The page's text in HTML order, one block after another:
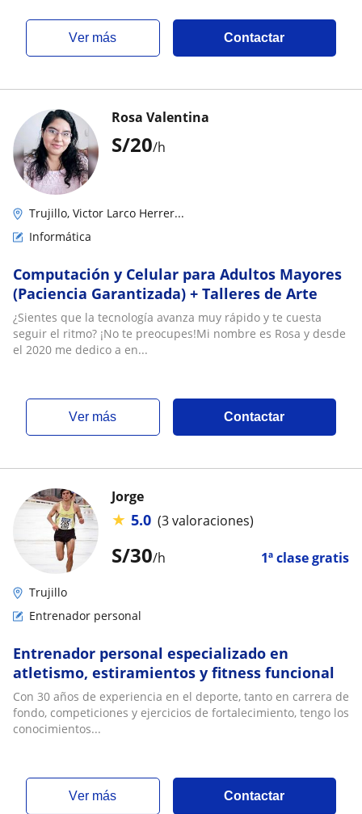
ver más Contactar
S/20/h
Rosa Valentina
Trujillo, Victor Larco Herrer...
Informática
Computación y Celular para Adultos Mayores
(Paciencia Garantizada) + Talleres de Arte
¿Sientes que la tecnología avanza muy rápido y te cuesta
seguir el ritmo? ¡No te preocupes!Mi nombre es Rosa y desde
el 2020 me dedico a en...
ver más Contactar
S/30/h 1ª clase gratis
Jorge
★ 5.0 (3 valoraciones)
Trujillo
Entrenador personal
Entrenador personal especializado en
atletismo, estiramientos y fitness funcional
Con 30 años de experiencia en el deporte, tanto en carrera de
fondo, competiciones y ejercicios de fortalecimiento, tengo los
conocimientos...
ver más Contactar